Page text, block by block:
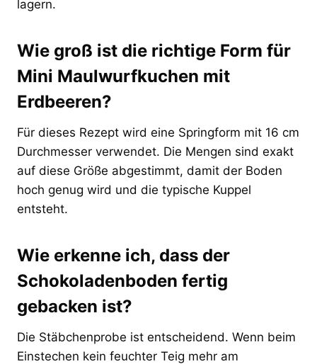
lagern.
Wie groß ist die richtige Form für
Mini Maulwurfkuchen mit
Erdbeeren?
Für dieses Rezept wird eine Springform mit 16 cm
Durchmesser verwendet. Die Mengen sind exakt
auf diese Größe abgestimmt, damit der Boden
hoch genug wird und die typische Kuppel
entsteht.
Wie erkenne ich, dass der
Schokoladenboden fertig
gebacken ist?
Die Stäbchenprobe ist entscheidend. Wenn beim
Einstechen kein feuchter Teig mehr am